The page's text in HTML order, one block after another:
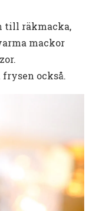
till räkmacka,
mackor
frysen också.